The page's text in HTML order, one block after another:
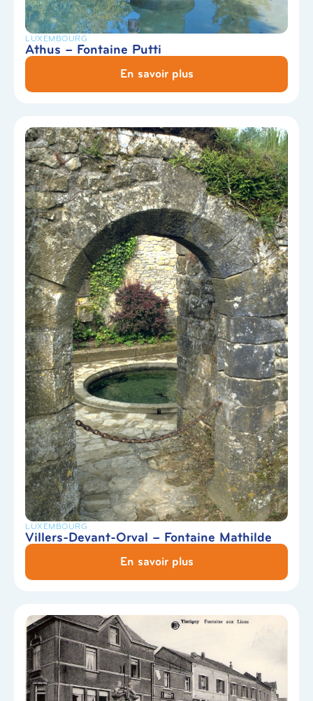
LUXEMBOURG
Athus – Fontaine Putti
En savoir plus
LUXEMBOURG
Villers-Devant-Orval – Fontaine Mathilde
En savoir plus